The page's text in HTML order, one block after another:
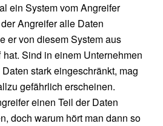
ein System vom Angreifer
Angreifer alle Daten
er von diesem System aus
Sind in einem Unternehmen
stark eingeschränkt, mag
gefährlich erscheinen.
einen Teil der Daten
doch warum hört man dann so